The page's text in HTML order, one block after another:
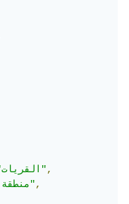
"القريات",
"منطقة الجوف",